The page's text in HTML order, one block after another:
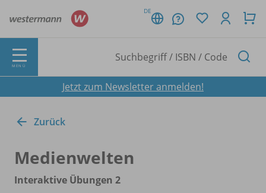
DE
MENÜ
Jetzt zum Newsletter anmelden!
Zurück
Medienwelten
Interaktive Übungen 2